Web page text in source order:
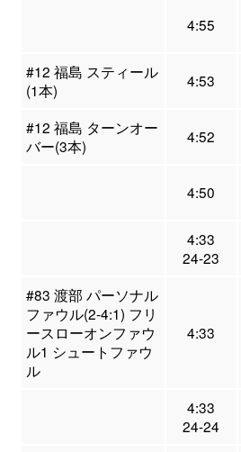
4:55
#12 福島 スティール
(1本)
4:53
#12 福島 ターンオー
バー(3本)
4:52
4:50
4:33
24-23
#83 渡部 パーソナル
ファウル(2-4:1) フリ
ースローオンファウ
ル1 シュートファウ
ル
4:33
4:33
24-24